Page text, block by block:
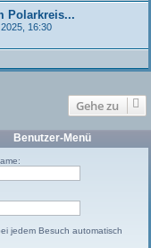
Polarkreis...
16:30
Gehe zu
Benutzer-Menü
jedem Besuch automatisch